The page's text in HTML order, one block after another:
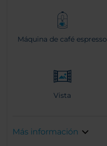
Máquina de café espresso
Vista
Más información